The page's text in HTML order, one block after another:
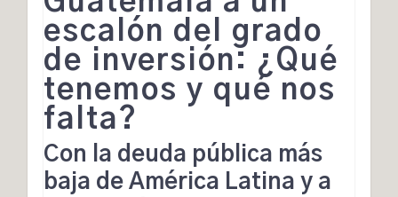
escalón del grado
de inversión: ¿Qué
tenemos y qué nos
falta?
Con la deuda pública más
baja de América Latina y a